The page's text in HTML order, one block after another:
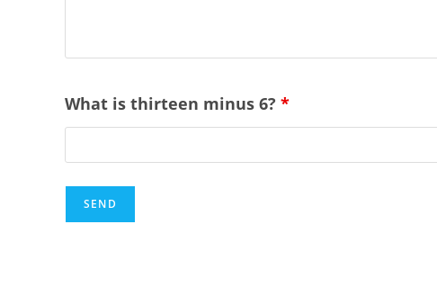
What is thirteen minus 6? *